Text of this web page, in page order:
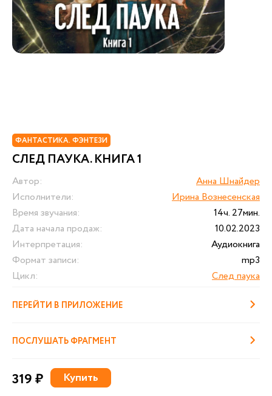
ФАНТАСТИКА. ФЭНТЕЗИ
СЛЕД ПАУКА. КНИГА 1
Автор:
Анна Шнайдер
Исполнители:
Ирина Вознесенская
Время звучания:
14ч. 27мин.
Дата начала продаж:
10.02.2023
Интерпретация:
Аудиокнига
Формат записи:
mp3
Цикл:
След паука
ПЕРЕЙТИ В ПРИЛОЖЕНИЕ
ПОСЛУШАТЬ ФРАГМЕНТ
319 ₽ Купить